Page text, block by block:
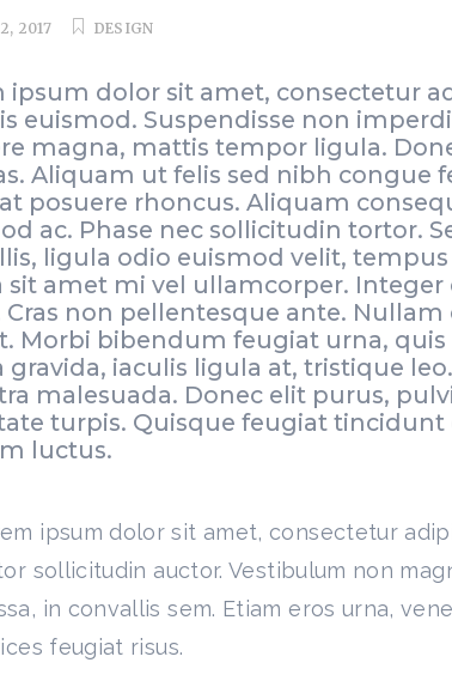
2017 DESIGN
ipsum dolor sit amet, consectetur
euismod. Suspendisse non
magna, mattis tempor ligula.
Aliquam ut felis sed nibh congue
posuere rhoncus. Aliquam
ac. Phase nec sollicitudin tortor.
ligula odio euismod velit,
sit amet mi vel ullamcorper.
non pellentesque ante. Nullam
Morbi bibendum feugiat urna, quis
gravida, iaculis ligula at, tristique
malesuada. Donec elit purus,
turpis. Quisque feugiat
luctus.
ipsum dolor sit amet, consectetur
sollicitudin auctor. Vestibulum non
in convallis sem. Etiam eros urna,
feugiat risus.